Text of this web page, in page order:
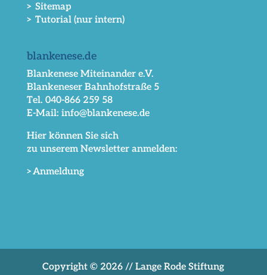
> Sitemap
> Tutorial (nur intern)
blankenese.de
Blankenese Miteinander e.V.
Blankeneser Bahnhofstraße 5
Tel. 040-866 259 58
E-Mail: info@blankenese.de
Hier können Sie sich
zu unserem Newsletter anmelden:
>Anmeldung
Copyright © 2026 // Lange Rode Stiftung